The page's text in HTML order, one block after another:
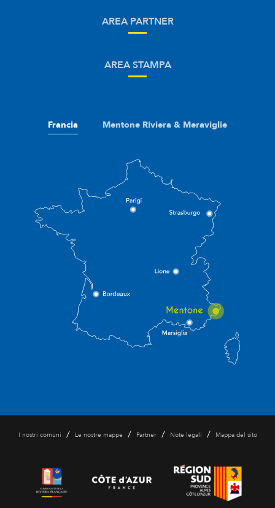
AREA PARTNER
AREA STAMPA
Francia Mentone Riviera & Meraviglie
I nostri comuni / Le nostre mappe / Partner / Note legali / Mappa del sito